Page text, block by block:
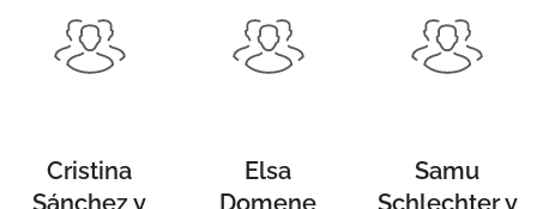
Cristina
Sánchez y
Elsa
Domene
Samu
Schlechter y